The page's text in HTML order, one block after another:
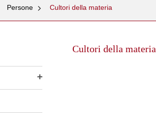
Persone Cultori della materia
Cultori della materia